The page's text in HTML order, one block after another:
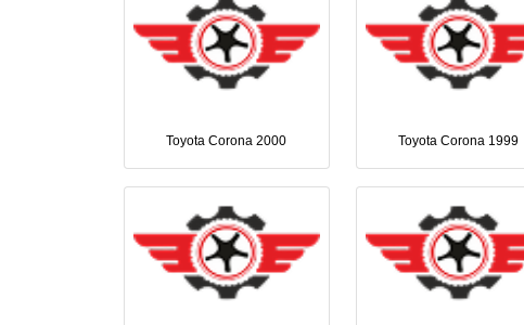
Toyota Corona 1999
Toyota Corona 2000